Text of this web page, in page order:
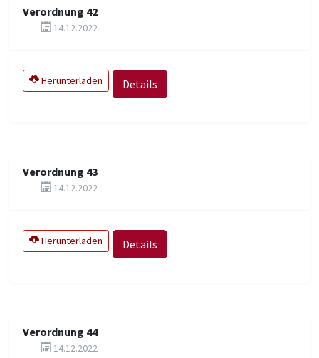
Verordnung 42
14.12.2022
Herunterladen Details
Verordnung 43
14.12.2022
Herunterladen Details
Verordnung 44
14.12.2022